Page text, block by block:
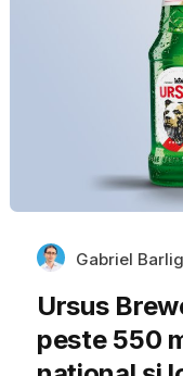
Gabriel
Ursus
peste 550